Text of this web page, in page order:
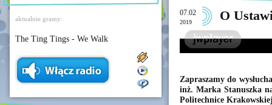
aktualnie gramy:
The Ting Tings - We Walk
07.02
2019 O
Zapraszamy do
inż. Marka Stanuszka
Politechnice